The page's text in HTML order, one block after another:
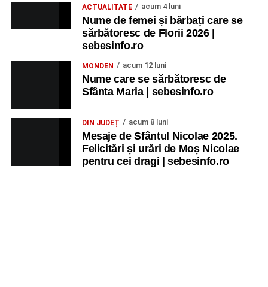
ACTUALITATE acum 4 luni
Nume de femei și bărbați care se
sărbătoresc de Florii 2026 |
sebesinfo.ro
MONDEN acum 12 luni
Nume care se sărbătoresc de
Sfânta Maria | sebesinfo.ro
DIN JUDEȚ acum 8 luni
Mesaje de Sfântul Nicolae 2025.
Felicitări și urări de Moș Nicolae
pentru cei dragi | sebesinfo.ro